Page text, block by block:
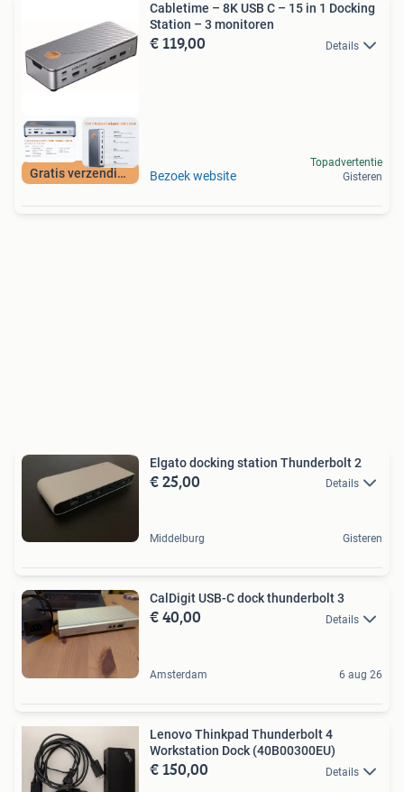
Gratis verzending
Cabletime – 8K USB C – 15 in 1 Docking
Station – 3 monitoren
€ 119,00 Details
Bezoek website
Topadvertentie
Gisteren
Elgato docking station Thunderbolt 2
€ 25,00 Details
Middelburg Gisteren
CalDigit USB-C dock thunderbolt 3
€ 40,00 Details
Amsterdam 6 aug 26
Lenovo Thinkpad Thunderbolt 4
Workstation Dock (40B00300EU)
€ 150,00 Details